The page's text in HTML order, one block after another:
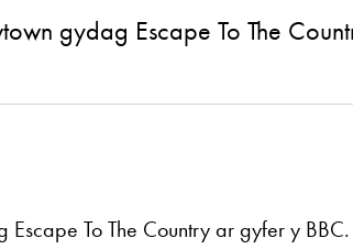
gydag Escape To The
To The Country ar gyfer y BBC.